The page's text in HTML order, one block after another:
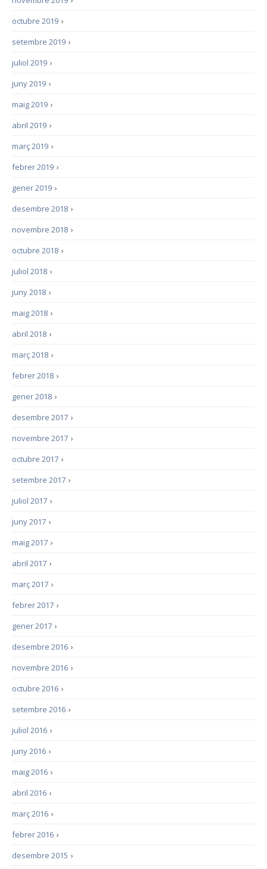
›
octubre 2019
›
setembre 2019
›
juliol 2019
›
juny 2019
›
maig 2019
›
abril 2019
›
març 2019
›
febrer 2019
›
gener 2019
›
desembre 2018
›
novembre 2018
›
octubre 2018
›
juliol 2018
›
juny 2018
›
maig 2018
›
abril 2018
›
març 2018
›
febrer 2018
›
gener 2018
›
desembre 2017
›
novembre 2017
›
octubre 2017
›
setembre 2017
›
juliol 2017
›
juny 2017
›
maig 2017
›
abril 2017
›
març 2017
›
febrer 2017
›
gener 2017
›
desembre 2016
›
novembre 2016
›
octubre 2016
›
setembre 2016
›
juliol 2016
›
juny 2016
›
maig 2016
›
abril 2016
›
març 2016
›
febrer 2016
›
desembre 2015